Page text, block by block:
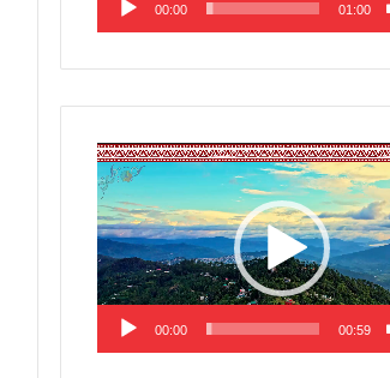
00:00 01:00
Video
Player
00:00 00:59